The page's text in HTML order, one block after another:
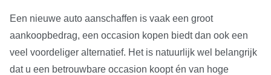
Een nieuwe auto aanschaffen is vaak een groot
aankoopbedrag, een occasion kopen biedt dan ook een
veel voordeliger alternatief. Het is natuurlijk wel belangrijk
dat u een betrouwbare occasion koopt én van hoge